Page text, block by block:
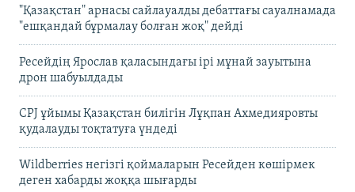
"Қазақстан" арнасы сайлауалды дебаттағы сауалнамада
"ешқандай бұрмалау болған жоқ" дейді
Ресейдің Ярослав қаласындағы ірі мұнай зауытына
дрон шабуылдады
CPJ ұйымы Қазақстан билігін Лұқпан Ахмедияровты
қудалауды тоқтатуға үндеді
Wildberries негізгі қоймаларын Ресейден көшірмек
деген хабарды жоққа шығарды